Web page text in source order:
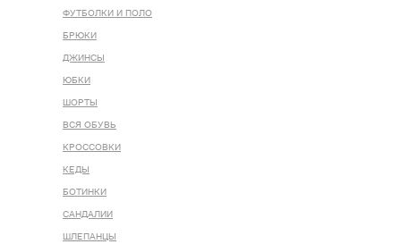
ФУТБОЛКИ И ПОЛО
БРЮКИ
ДЖИНСЫ
ЮБКИ
ШОРТЫ
ВСЯ ОБУВЬ
КРОССОВКИ
КЕДЫ
БОТИНКИ
САНДАЛИИ
ШЛЕПАНЦЫ